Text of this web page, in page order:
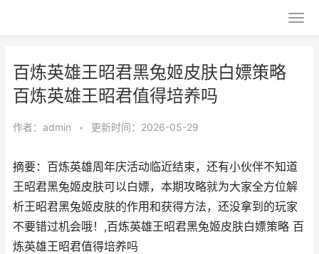
百炼英雄王昭君黑兔姬皮肤白嫖策略
百炼英雄王昭君值得培养吗
作者： admin • 更新时间：2026-05-29
摘要：百炼英雄周年庆活动临近结束，还有小伙伴不知道
王昭君黑兔姬皮肤可以白嫖，本期攻略就为大家全方位解
析王昭君黑兔姬皮肤的作用和获得方法，还没拿到的玩家
不要错过机会哦！,百炼英雄王昭君黑兔姬皮肤白嫖策略 百
炼英雄王昭君值得培养吗